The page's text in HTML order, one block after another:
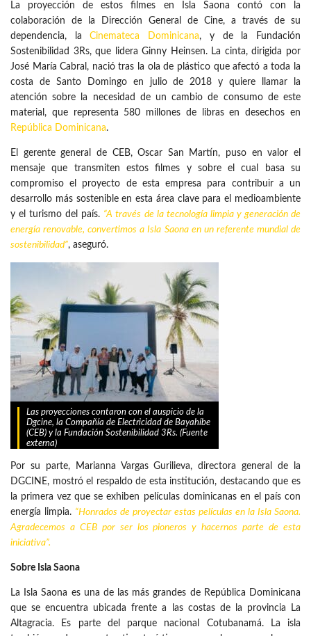
La proyección de estos filmes en Isla Saona contó con la
colaboración de la Dirección General de Cine, a través de su
dependencia, laCinemateca Dominicana, y de la Fundación
Sostenibilidad 3Rs, que lidera Ginny Heinsen. La cinta, dirigida por
José María Cabral, nació tras la ola de plástico que afectó a toda la
costa de Santo Domingo en julio de 2018 y quiere llamar la
atención sobre la necesidad de un cambio de consumo de este
material, que representa 580 millones de libras en desechos en
República Dominicana.
El gerente general de CEB, Oscar San Martín, puso en valor el
mensaje que transmiten estos filmes y sobre el cual basa su
compromiso el proyecto de esta empresa para contribuir a un
desarrollo más sostenible en esta área clave para el medioambiente
y el turismo del país. “A través de la tecnología limpia y generación de
energía renovable, convertimos a Isla Saona en un referente mundial de
sostenibilidad”, aseguró.
Las proyecciones contaron con el auspicio de la
Dgcine, la Compañía de Electricidad de Bayahíbe
(CEB) y la Fundación Sostenibilidad 3Rs. (Fuente
externa)
Por su parte, Marianna Vargas Gurilieva, directora general de la
DGCINE, mostró el respaldo de esta institución, destacando que es
la primera vez que se exhiben películas dominicanas en el país con
energía limpia. “Honrados de proyectar estas películas en la Isla Saona.
Agradecemos a CEB por ser los pioneros y hacernos parte de esta
iniciativa”.
Sobre Isla Saona
La Isla Saona es una de las más grandes de República Dominicana
que se encuentra ubicada frente a las costas de la provincia La
Altagracia. Es parte del parque nacional Cotubanamá. La isla